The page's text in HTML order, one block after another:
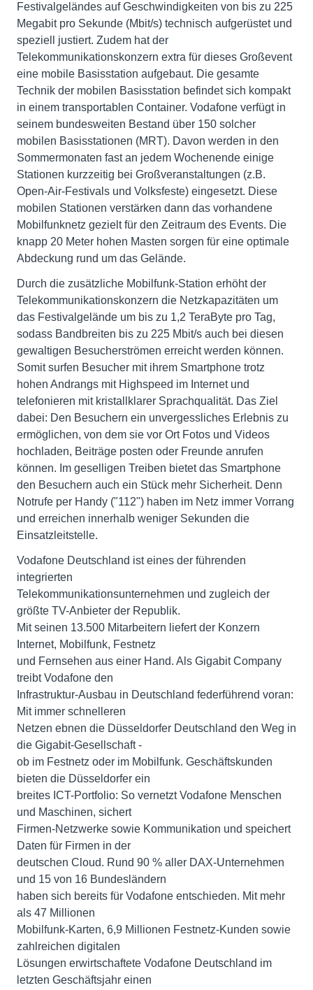
Festivalgeländes auf Geschwindigkeiten von bis zu 225
Megabit pro Sekunde (Mbit/s) technisch aufgerüstet und
speziell justiert. Zudem hat der
Telekommunikationskonzern extra für dieses Großevent
eine mobile Basisstation aufgebaut. Die gesamte
Technik der mobilen Basisstation befindet sich kompakt
in einem transportablen Container. Vodafone verfügt in
seinem bundesweiten Bestand über 150 solcher
mobilen Basisstationen (MRT). Davon werden in den
Sommermonaten fast an jedem Wochenende einige
Stationen kurzzeitig bei Großveranstaltungen (z.B.
Open-Air-Festivals und Volksfeste) eingesetzt. Diese
mobilen Stationen verstärken dann das vorhandene
Mobilfunknetz gezielt für den Zeitraum des Events. Die
knapp 20 Meter hohen Masten sorgen für eine optimale
Abdeckung rund um das Gelände.
Durch die zusätzliche Mobilfunk-Station erhöht der
Telekommunikationskonzern die Netzkapazitäten um
das Festivalgelände um bis zu 1,2 TeraByte pro Tag,
sodass Bandbreiten bis zu 225 Mbit/s auch bei diesen
gewaltigen Besucherströmen erreicht werden können.
Somit surfen Besucher mit ihrem Smartphone trotz
hohen Andrangs mit Highspeed im Internet und
telefonieren mit kristallklarer Sprachqualität. Das Ziel
dabei: Den Besuchern ein unvergessliches Erlebnis zu
ermöglichen, von dem sie vor Ort Fotos und Videos
hochladen, Beiträge posten oder Freunde anrufen
können. Im geselligen Treiben bietet das Smartphone
den Besuchern auch ein Stück mehr Sicherheit. Denn
Notrufe per Handy ("112") haben im Netz immer Vorrang
und erreichen innerhalb weniger Sekunden die
Einsatzleitstelle.
Vodafone Deutschland ist eines der führenden
integrierten
Telekommunikationsunternehmen und zugleich der
größte TV-Anbieter der Republik.
Mit seinen 13.500 Mitarbeitern liefert der Konzern
Internet, Mobilfunk, Festnetz
und Fernsehen aus einer Hand. Als Gigabit Company
treibt Vodafone den
Infrastruktur-Ausbau in Deutschland federführend voran:
Mit immer schnelleren
Netzen ebnen die Düsseldorfer Deutschland den Weg in
die Gigabit-Gesellschaft -
ob im Festnetz oder im Mobilfunk. Geschäftskunden
bieten die Düsseldorfer ein
breites ICT-Portfolio: So vernetzt Vodafone Menschen
und Maschinen, sichert
Firmen-Netzwerke sowie Kommunikation und speichert
Daten für Firmen in der
deutschen Cloud. Rund 90 % aller DAX-Unternehmen
und 15 von 16 Bundesländern
haben sich bereits für Vodafone entschieden. Mit mehr
als 47 Millionen
Mobilfunk-Karten, 6,9 Millionen Festnetz-Kunden sowie
zahlreichen digitalen
Lösungen erwirtschaftete Vodafone Deutschland im
letzten Geschäftsjahr einen